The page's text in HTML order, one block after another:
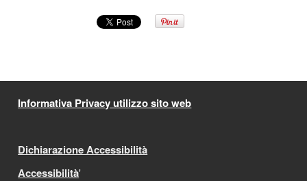
Informativa Privacy utilizzo sito web
Dichiarazione Accessibilità
Accessibilità'